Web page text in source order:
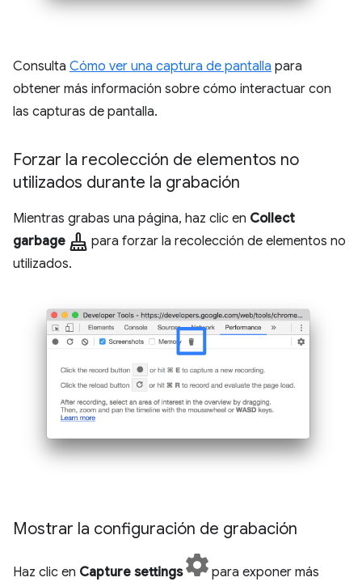
Consulta Cómo ver una captura de pantalla para
obtener más información sobre cómo interactuar con
las capturas de pantalla.
Forzar la recolección de elementos no
utilizados durante la grabación
Mientras grabas una página, haz clic en Collect
garbage mop para forzar la recolección de elementos no
utilizados.
Mostrar la configuración de grabación
Haz clic en Capture settings
para exponer más